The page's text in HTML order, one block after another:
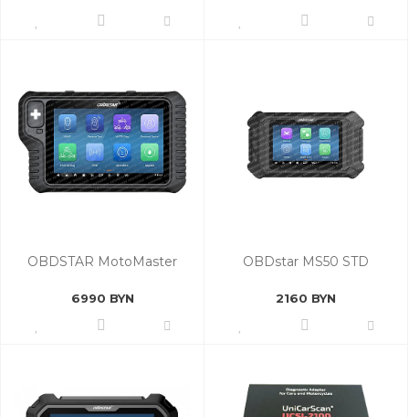
OBDSTAR MotoMaster
6990 BYN
OBDstar MS50 STD
2160 BYN